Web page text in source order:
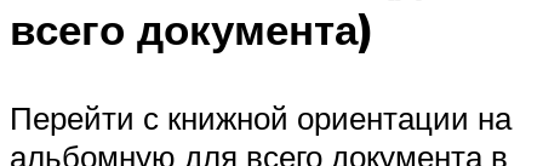
всего документа)
Перейти с книжной ориентации на
альбомную для всего документа в